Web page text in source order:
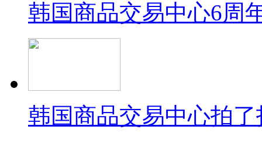
韩国商品交易中心6周
韩国商品交易中心拍